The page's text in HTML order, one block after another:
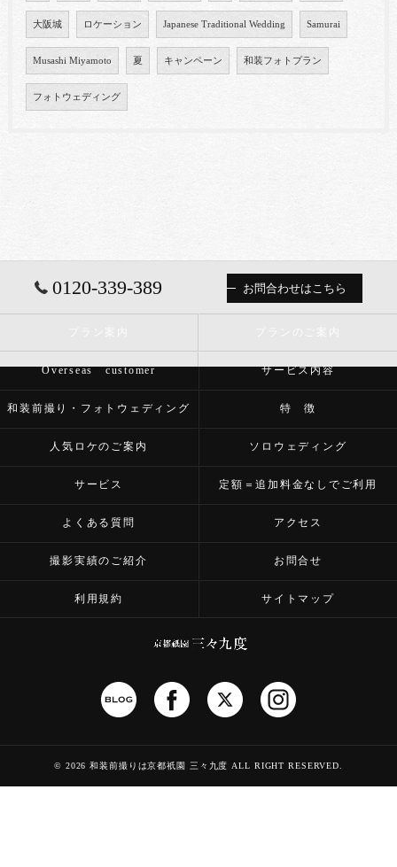
大阪城 ロケーション Japanese Traditional Wedding Samurai
Musashi Miyamoto 夏 キャンペーン 和装フォトプラン
フォトウェディング
0120-339-389 お問合わせはこちら
Overseas customer サービス内容
和装前撮り・フォトウェディング 特 徴
人気ロケのご案内 ソロウェディング
サービス 定額＝追加料金なしでご利用
よくある質問 アクセス
撮影実績のご紹介 お問合せ
利用規約 サイトマップ
© 2026 和装前撮りは京都祇園 三々九度 ALL RIGHT RESERVED.